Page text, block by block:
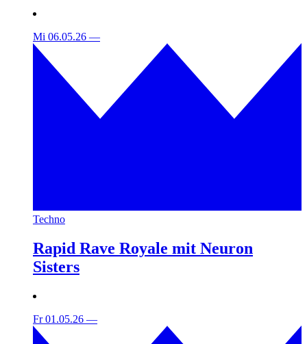
Mi 06.05.26 —
Techno
Rapid Rave Royale mit Neuron
Sisters
Fr 01.05.26 —